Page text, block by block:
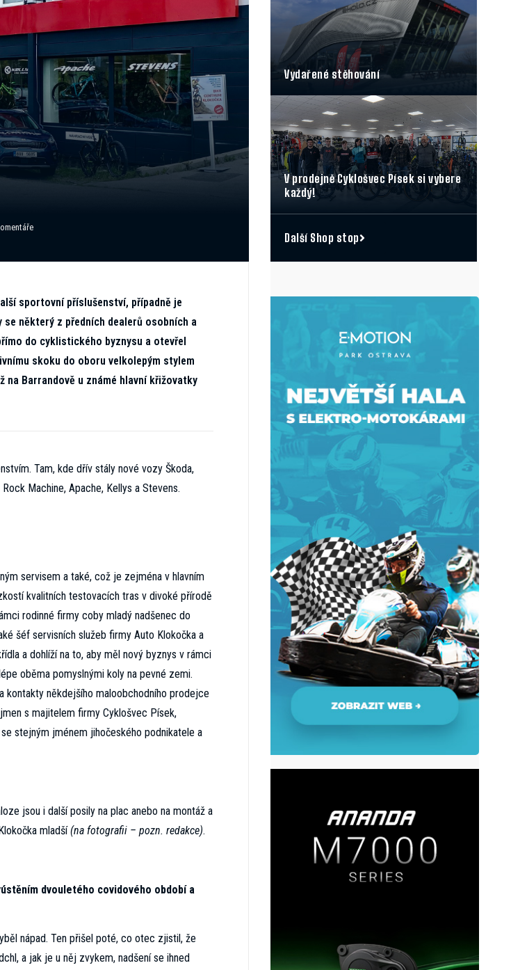
Vydařené stěhování
V prodejně Cyklošvec Písek si vybere
každý!
Další Shop stop
sportovní příslušenství, případně je
se některý z předních dealerů osobních a
do cyklistického byznysu a otevřel
skoku do oboru velkolepým stylem
Barrandově u známé hlavní křižovatky
Tam, kde dřív stály nové vozy Škoda,
Machine, Apache, Kellys a Stevens.
servisem a také, což je zejména v hlavním
kvalitních testovacích tras v divoké přírodě
rodinné firmy coby mladý nadšenec do
šéf servisních služeb firmy Auto Klokočka a
a dohlíží na to, aby měl nový byznys v rámci
oběma pomyslnými koly na pevné zemi.
někdejšího maloobchodního prodejce
s majitelem firmy Cyklošvec Písek,
stejným jménem jihočeského podnikatele a
jsou i další posily na plac anebo na montáž a
mladší(na fotografii – pozn. redakce).
dvouletého covidového období a
nápad. Ten přišel poté, co otec zjistil, že
a jak je u něj zvykem, nadšení se ihned